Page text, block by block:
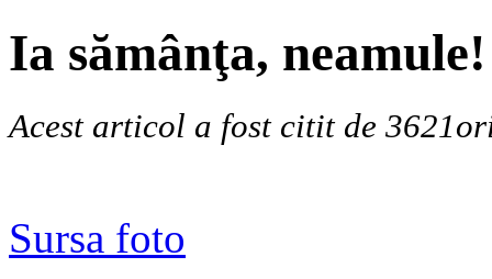
Ia sămânţa, neamule!
Acest articol a fost citit de
Sursa foto